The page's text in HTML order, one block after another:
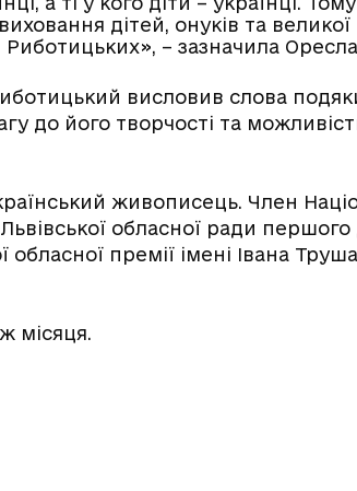
дітей, онуків та великої
Риботицьких», – зазначила
висловив слова
до його творчості та
живописець. Член
обласної ради
обласної премії імені Івана
місяця.